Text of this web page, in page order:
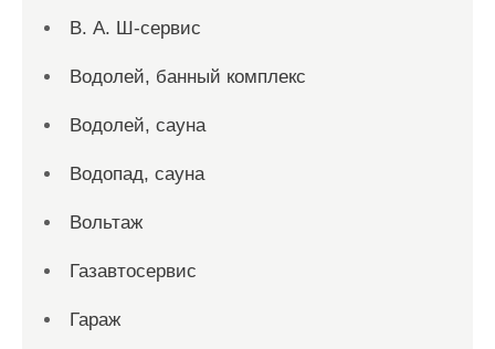
В. А. Ш-сервис
Водолей, банный комплекс
Водолей, сауна
Водопад, сауна
Вольтаж
Газавтосервис
Гараж